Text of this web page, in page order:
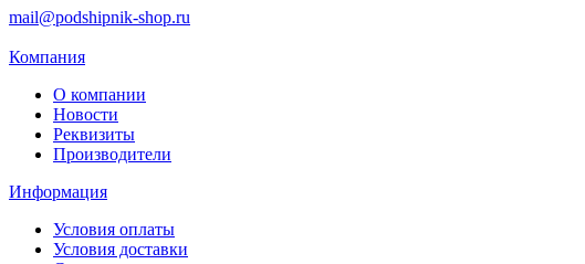
mail@podshipnik-shop.ru
Компания
О компании
Новости
Реквизиты
Производители
Информация
Условия оплаты
Условия доставки